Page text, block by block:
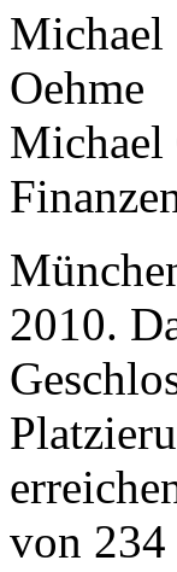
Michael
2010.
von